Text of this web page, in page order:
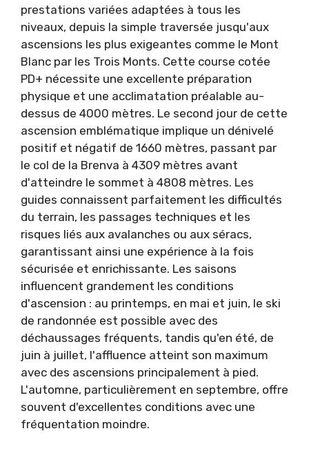
prestations variées adaptées à tous les
niveaux, depuis la simple traversée jusqu'aux
ascensions les plus exigeantes comme le Mont
Blanc par les Trois Monts. Cette course cotée
PD+ nécessite une excellente préparation
physique et une acclimatation préalable au-
dessus de 4000 mètres. Le second jour de cette
ascension emblématique implique un dénivelé
positif et négatif de 1660 mètres, passant par
le col de la Brenva à 4309 mètres avant
d'atteindre le sommet à 4808 mètres. Les
guides connaissent parfaitement les difficultés
du terrain, les passages techniques et les
risques liés aux avalanches ou aux séracs,
garantissant ainsi une expérience à la fois
sécurisée et enrichissante. Les saisons
influencent grandement les conditions
d'ascension : au printemps, en mai et juin, le ski
de randonnée est possible avec des
déchaussages fréquents, tandis qu'en été, de
juin à juillet, l'affluence atteint son maximum
avec des ascensions principalement à pied.
L'automne, particulièrement en septembre, offre
souvent d'excellentes conditions avec une
fréquentation moindre.